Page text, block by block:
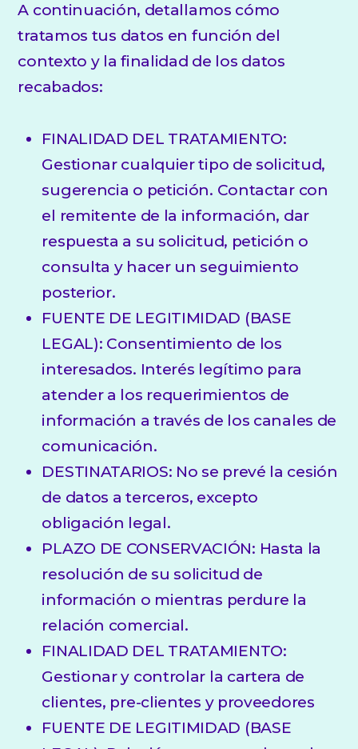
A continuación, detallamos cómo
tratamos tus datos en función del
contexto y la finalidad de los datos
recabados:
FINALIDAD DEL TRATAMIENTO:
Gestionar cualquier tipo de solicitud,
sugerencia o petición. Contactar con
el remitente de la información, dar
respuesta a su solicitud, petición o
consulta y hacer un seguimiento
posterior.
FUENTE DE LEGITIMIDAD (BASE
LEGAL): Consentimiento de los
interesados. Interés legítimo para
atender a los requerimientos de
información a través de los canales de
comunicación.
DESTINATARIOS: No se prevé la cesión
de datos a terceros, excepto
obligación legal.
PLAZO DE CONSERVACIÓN: Hasta la
resolución de su solicitud de
información o mientras perdure la
relación comercial.
FINALIDAD DEL TRATAMIENTO:
Gestionar y controlar la cartera de
clientes, pre-clientes y proveedores
FUENTE DE LEGITIMIDAD (BASE